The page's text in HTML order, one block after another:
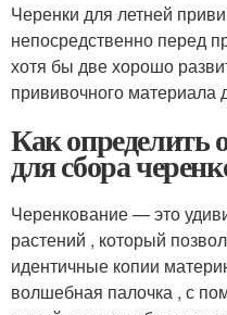
Черенки для летней
непосредственно перед
хотя бы две хорошо
прививочного
Как определить
для сбора
Черенкование — это
растений , который
идентичные копии
волшебная палочка , с